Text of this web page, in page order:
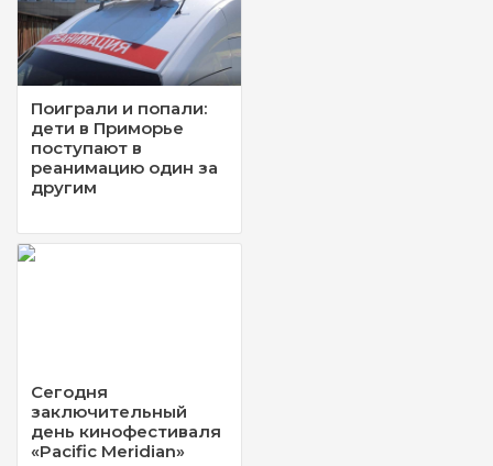
Поиграли и попали:
дети в Приморье
поступают в
реанимацию один за
другим
Сегодня
заключительный
день кинофестиваля
«Pacific Meridian»